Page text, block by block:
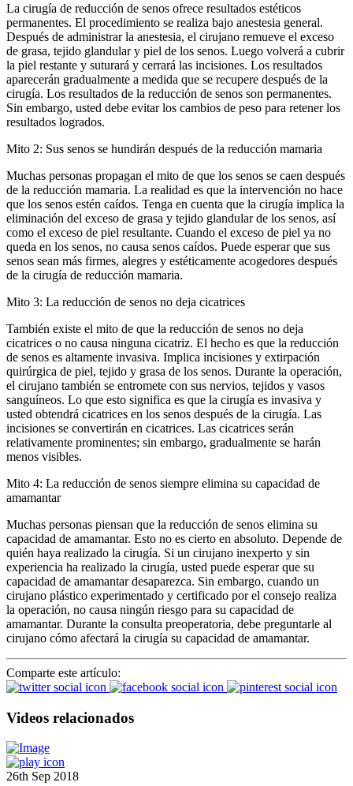
La cirugía de reducción de senos ofrece resultados estéticos
permanentes. El procedimiento se realiza bajo anestesia general.
Después de administrar la anestesia, el cirujano remueve el exceso
de grasa, tejido glandular y piel de los senos. Luego volverá a cubrir
la piel restante y suturará y cerrará las incisiones. Los resultados
aparecerán gradualmente a medida que se recupere después de la
cirugía. Los resultados de la reducción de senos son permanentes.
Sin embargo, usted debe evitar los cambios de peso para retener los
resultados logrados.
Mito 2: Sus senos se hundirán después de la reducción mamaria
Muchas personas propagan el mito de que los senos se caen después
de la reducción mamaria. La realidad es que la intervención no hace
que los senos estén caídos. Tenga en cuenta que la cirugía implica la
eliminación del exceso de grasa y tejido glandular de los senos, así
como el exceso de piel resultante. Cuando el exceso de piel ya no
queda en los senos, no causa senos caídos. Puede esperar que sus
senos sean más firmes, alegres y estéticamente acogedores después
de la cirugía de reducción mamaria.
Mito 3: La reducción de senos no deja cicatrices
También existe el mito de que la reducción de senos no deja
cicatrices o no causa ninguna cicatriz. El hecho es que la reducción
de senos es altamente invasiva. Implica incisiones y extirpación
quirúrgica de piel, tejido y grasa de los senos. Durante la operación,
el cirujano también se entromete con sus nervios, tejidos y vasos
sanguíneos. Lo que esto significa es que la cirugía es invasiva y
usted obtendrá cicatrices en los senos después de la cirugía. Las
incisiones se convertirán en cicatrices. Las cicatrices serán
relativamente prominentes; sin embargo, gradualmente se harán
menos visibles.
Mito 4: La reducción de senos siempre elimina su capacidad de
amamantar
Muchas personas piensan que la reducción de senos elimina su
capacidad de amamantar. Esto no es cierto en absoluto. Depende de
quién haya realizado la cirugía. Si un cirujano inexperto y sin
experiencia ha realizado la cirugía, usted puede esperar que su
capacidad de amamantar desaparezca. Sin embargo, cuando un
cirujano plástico experimentado y certificado por el consejo realiza
la operación, no causa ningún riesgo para su capacidad de
amamantar. Durante la consulta preoperatoria, debe preguntarle al
cirujano cómo afectará la cirugía su capacidad de amamantar.
Comparte este artículo:
Videos relacionados
26th Sep 2018